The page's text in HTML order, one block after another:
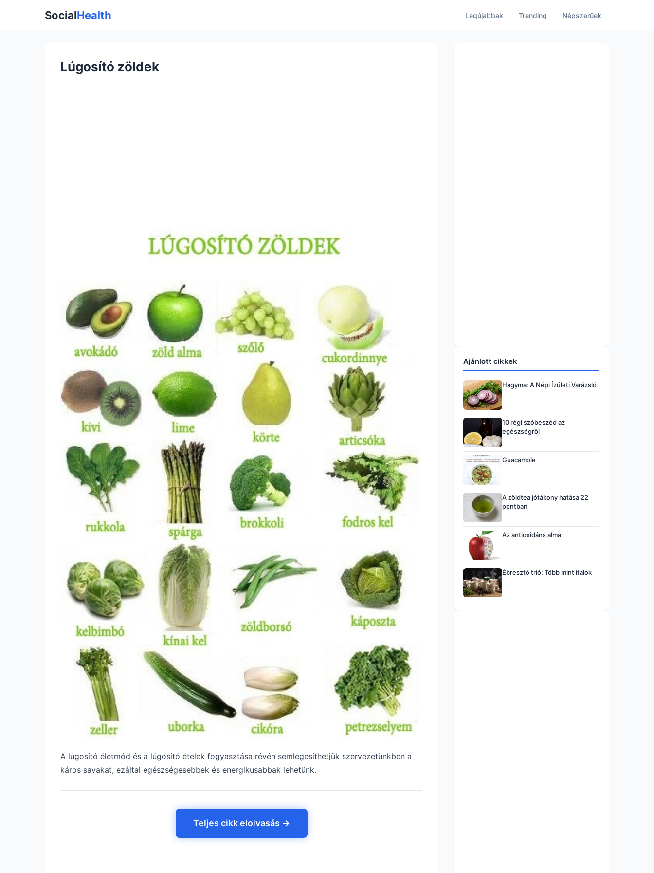
SocialHealth Legújabbak Trending Népszerűek
Lúgosító zöldek
A lúgosító életmód és a lúgosító ételek fogyasztása révén semlegesíthetjük szervezetünkben a
káros savakat, ezáltal egészségesebbek és energikusabbak lehetünk.
Teljes cikk elolvasás →
Ajánlott cikkek
Hagyma: A Népi Ízületi Varázsló
10 régi szóbeszéd az
egészségről
Guacamole
A zöldtea jótákony hatása 22
pontban
Az antioxidáns alma
Ébresztő trió: Több mint italok